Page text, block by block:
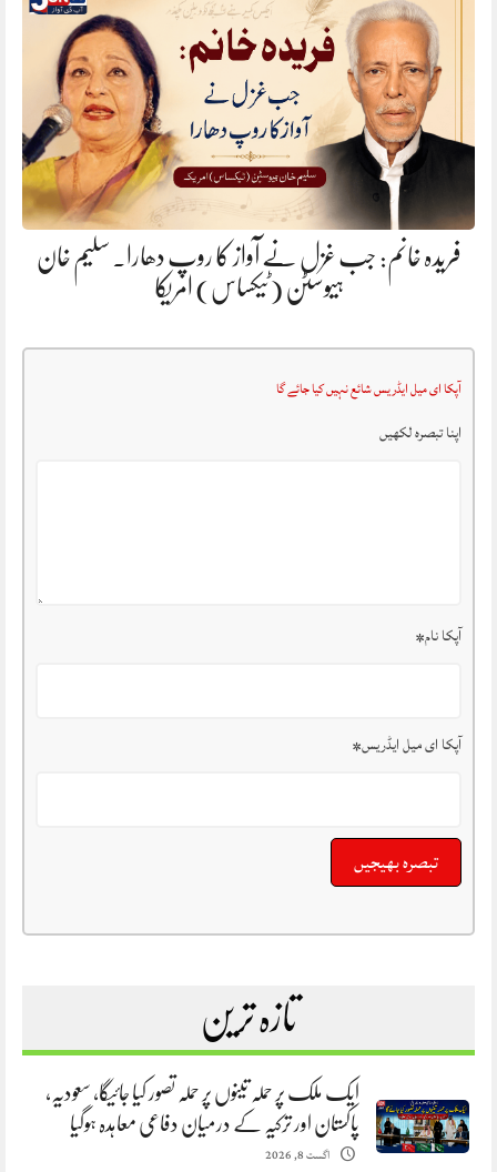
فریدہ خانم: جب غزل نے آواز کا روپ دھارا. سلیم خان
ہیوسٹن (ٹیکساس) امریکا
آپکا ای میل ایڈریس شائع نہیں کیا جائے گا
اپنا تبصرہ لکھیں
آپکا نام*
آپکا ای میل ایڈریس*
تازہ ترین
ایک ملک پر حملہ تینوں پر حملہ تصور کیا جائیگا، سعودیہ،
پاکستان اور ترکیہ کے درمیان دفاعی معاہدہ ہوگیا
اگست 8, 2026